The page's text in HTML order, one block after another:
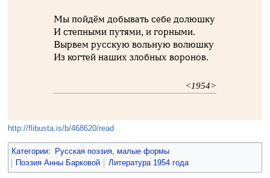
Мы пойдём добывать себе долюшку
И степными путями, и горными.
Вырвем русскую вольную волюшку
Из когтей наших злобных воронов.
<1954>
http://flibusta.is/b/468620/read
Категории:
Русская поэзия, малые формы
Поэзия Анны Барковой
Литература 1954 года